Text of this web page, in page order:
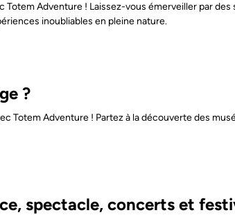
Totem Adventure ! Laissez-vous émerveiller par
inoubliables en pleine nature.
?
Totem Adventure ! Partez à la découverte des
spectacle, concerts et